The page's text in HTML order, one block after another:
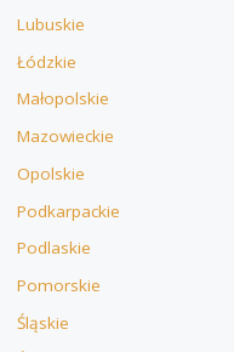
Lubuskie
Łódzkie
Małopolskie
Mazowieckie
Opolskie
Podkarpackie
Podlaskie
Pomorskie
Śląskie